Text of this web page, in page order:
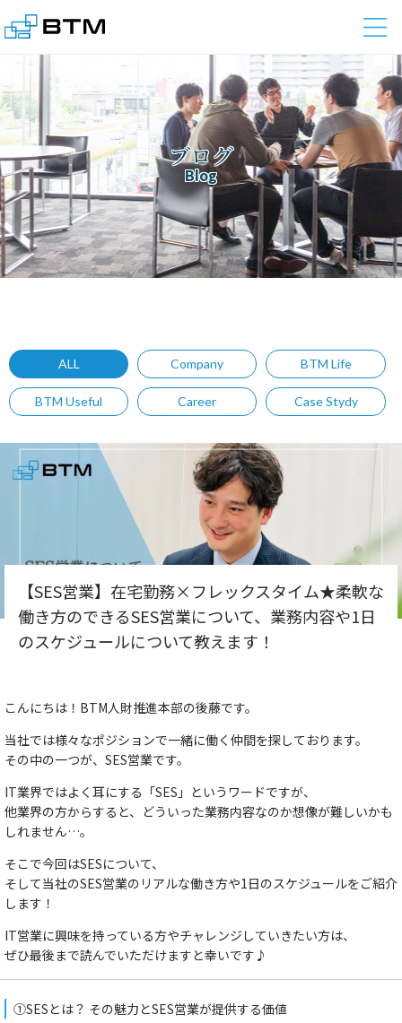
ブログ
Blog
ALL Company BTM Life
BTM Useful Career Case Stydy
【SES営業】在宅勤務×フレックスタイム★柔軟な
働き方のできるSES営業について、業務内容や1日
のスケジュールについて教えます！
こんにちは！BTM人財推進本部の後藤です。
当社では様々なポジションで一緒に働く仲間を探しております。
その中の一つが、SES営業です。
IT業界ではよく耳にする「SES」というワードですが、
他業界の方からすると、どういった業務内容なのか想像が難しいかも
しれません…。
そこで今回はSESについて、
そして当社のSES営業のリアルな働き方や1日のスケジュールをご紹介
します！
IT営業に興味を持っている方やチャレンジしていきたい方は、
ぜひ最後まで読んでいただけますと幸いです♪
①SESとは？ その魅力とSES営業が提供する価値